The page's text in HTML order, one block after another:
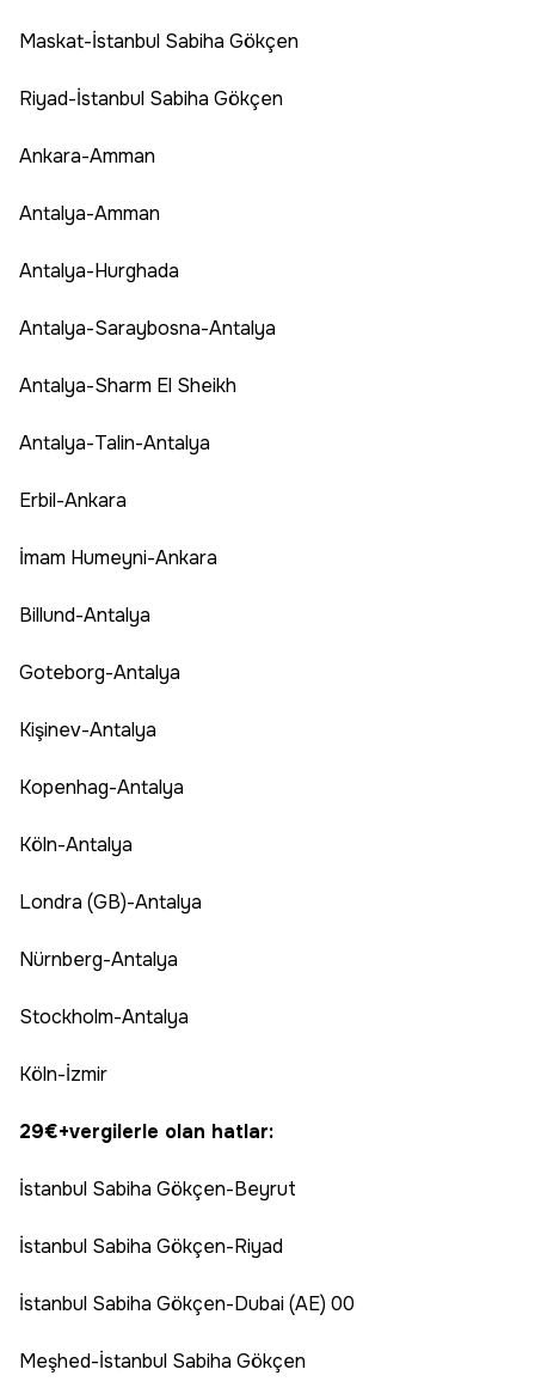
Maskat-İstanbul Sabiha Gökçen
Riyad-İstanbul Sabiha Gökçen
Ankara-Amman
Antalya-Amman
Antalya-Hurghada
Antalya-Saraybosna-Antalya
Antalya-Sharm El Sheikh
Antalya-Talin-Antalya
Erbil-Ankara
İmam Humeyni-Ankara
Billund-Antalya
Goteborg-Antalya
Kişinev-Antalya
Kopenhag-Antalya
Köln-Antalya
Londra (GB)-Antalya
Nürnberg-Antalya
Stockholm-Antalya
Köln-İzmir
29€+vergilerle olan hatlar:
İstanbul Sabiha Gökçen-Beyrut
İstanbul Sabiha Gökçen-Riyad
İstanbul Sabiha Gökçen-Dubai (AE) 00
Meşhed-İstanbul Sabiha Gökçen